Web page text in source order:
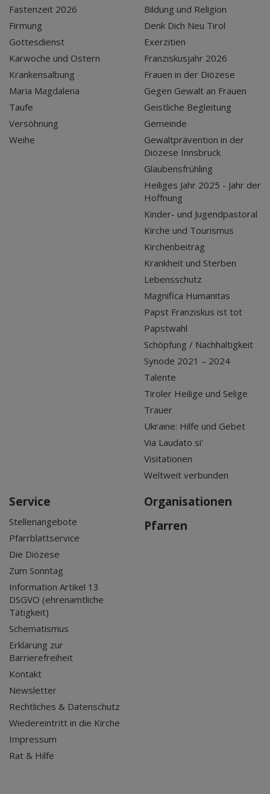
Fastenzeit 2026
Firmung
Gottesdienst
Karwoche und Ostern
Krankensalbung
Maria Magdalena
Taufe
Versöhnung
Weihe
Bildung und Religion
Denk Dich Neu Tirol
Exerzitien
Franziskusjahr 2026
Frauen in der Diözese
Gegen Gewalt an Frauen
Geistliche Begleitung
Gemeinde
Gewaltprävention in der
Diözese Innsbruck
Glaubensfrühling
Heiliges Jahr 2025 - Jahr der
Hoffnung
Kinder- und Jugendpastoral
Kirche und Tourismus
Kirchenbeitrag
Krankheit und Sterben
Lebensschutz
Magnifica Humanitas
Papst Franziskus ist tot
Papstwahl
Schöpfung / Nachhaltigkeit
Synode 2021 – 2024
Talente
Tiroler Heilige und Selige
Trauer
Ukraine: Hilfe und Gebet
Via Laudato si'
Visitationen
Weltweit verbunden
Service
Stellenangebote
Pfarrblattservice
Die Diözese
Zum Sonntag
Information Artikel 13
DSGVO (ehrenamtliche
Tätigkeit)
Schematismus
Erklärung zur
Barrierefreiheit
Kontakt
Newsletter
Rechtliches & Datenschutz
Wiedereintritt in die Kirche
Impressum
Rat & Hilfe
Organisationen
Pfarren